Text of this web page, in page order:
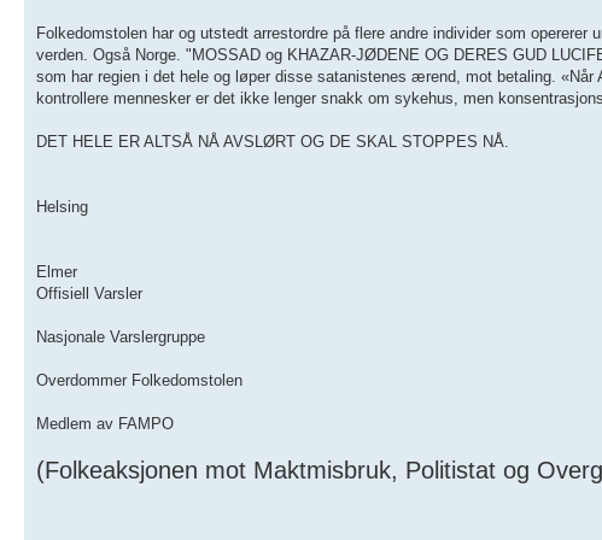
Folkedomstolen har og utstedt arrestordre på flere andre individer som
verden. Også Norge. "MOSSAD og KHAZAR-JØDENE OG DERES GUD
som har regien i det hele og løper disse satanistenes ærend, mot betaling.
kontrollere mennesker er det ikke lenger snakk om sykehus, men
DET HELE ER ALTSÅ NÅ AVSLØRT OG DE SKAL STOPPES NÅ.
Helsing
Elmer
Offisiell Varsler
Nasjonale Varslergruppe
Overdommer Folkedomstolen
Medlem av FAMPO
(Folkeaksjonen mot Maktmisbruk, Politistat og